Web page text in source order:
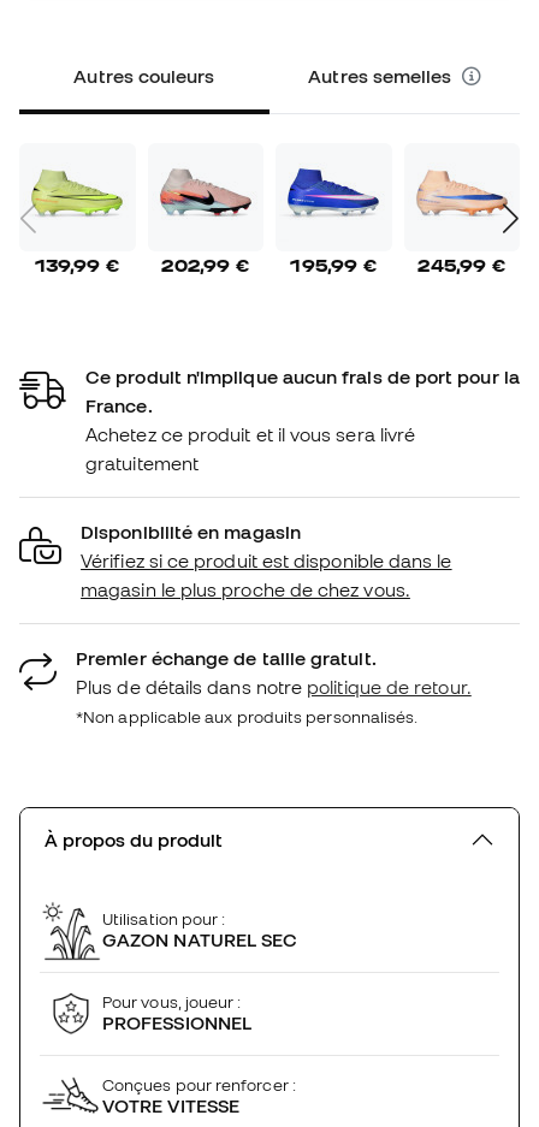
Autres couleurs Autres semelles
139,99 € 202,99 € 195,99 € 245,99 €
Ce produit n'implique aucun frais de port pour la
France.
Achetez ce produit et il vous sera livré
gratuitement
Disponibilité en magasin
Vérifiez si ce produit est disponible dans le
magasin le plus proche de chez vous.
Premier échange de taille gratuit.
Plus de détails dans notre politique de retour.
*Non applicable aux produits personnalisés.
À propos du produit
Utilisation pour :
GAZON NATUREL SEC
Pour vous, joueur :
PROFESSIONNEL
Conçues pour renforcer :
VOTRE VITESSE